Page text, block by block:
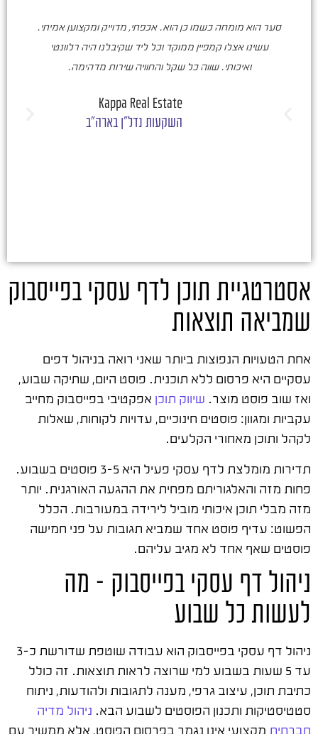
סער הוא מומחה כשמו כן הוא. אכפתי, מדוייק ומקצוען אמיתי.
עשינו אצלו קמפיין ממוקד וכל ליד שקיבלנו היה רלוונטי
ואיכותי. שווה כל שקל והחוויה שירות מדהימה.
Kappa Real Estate
השקעות נדל"ן בארה"ב
אסטרטגיית תוכן לדף עסקי בפייסבוק
שמביאה תוצאות
אחת הטעויות הנפוצות ביותר שאני רואה בניהול דפים
עסקיים היא פרסום ללא תוכנית. פוסט היום, שתיקה שבוע,
ואז שוב פוסט מוצר. שיווק תוכן אפקטיבי בפייסבוק מחייב
עקביות ומגוון: פוסטים חינוכיים, עדויות לקוחות, שאלות
לקהל ותוכן מאחורי הקלעים.
תדירות מומלצת לדף עסקי פעיל היא 3-5 פוסטים בשבוע.
פחות מזה והאלגוריתם מפחית את ההגעה האורגנית. יותר
מזה מבלי תוכן איכותי מוביל לירידה במעורבות. הכלל
הפשוט: עדיף פוסט אחד שמביא תגובות על פני חמישה
פוסטים שאף אחד לא מגיב עליהם.
ניהול דף עסקי בפייסבוק – מה
לעשות כל שבוע
ניהול דף עסקי בפייסבוק הוא עבודה שוטפת שדורשת כ-3
עד 5 שעות בשבוע למי שרוצה לראות תוצאות. זה כולל
כתיבת תוכן, עיצוב גרפי, מענה לתגובות ולהודעות, ניתוח
סטטיסטיקות ותכנון הפוסטים לשבוע הבא. ניהול מדיה
חברתית מקצועי אינו נגמר בפרסום הפוסט, אלא ממשיך עם